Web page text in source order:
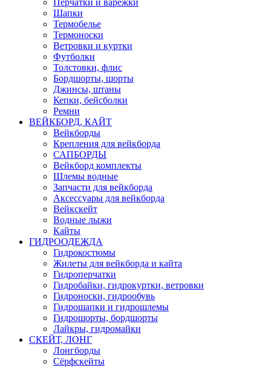
Перчатки и варежки
Шапки
Термобелье
Термоноски
Ветровки и куртки
Футболки
Толстовки, флис
Бордшорты, шорты
Джинсы, штаны
Кепки, бейсболки
Ремни
ВЕЙКБОРД, КАЙТ
Вейкборды
Крепления для вейкборда
САПБОРДЫ
Вейкборд комплекты
Шлемы водные
Запчасти для вейкборда
Аксессуары для вейкборда
Вейкскейт
Водные лыжи
Кайты
ГИДРООДЕЖДА
Гидрокостюмы
Жилеты для вейкборда и кайта
Гидроперчатки
Гидробайки, гидрокуртки, ветровки
Гидроноски, гидрообувь
Гидрошапки и гидрошлемы
Гидрошорты, бордшорты
Лайкры, гидромайки
СКЕЙТ, ЛОНГ
Лонгборды
Сёрфскейты